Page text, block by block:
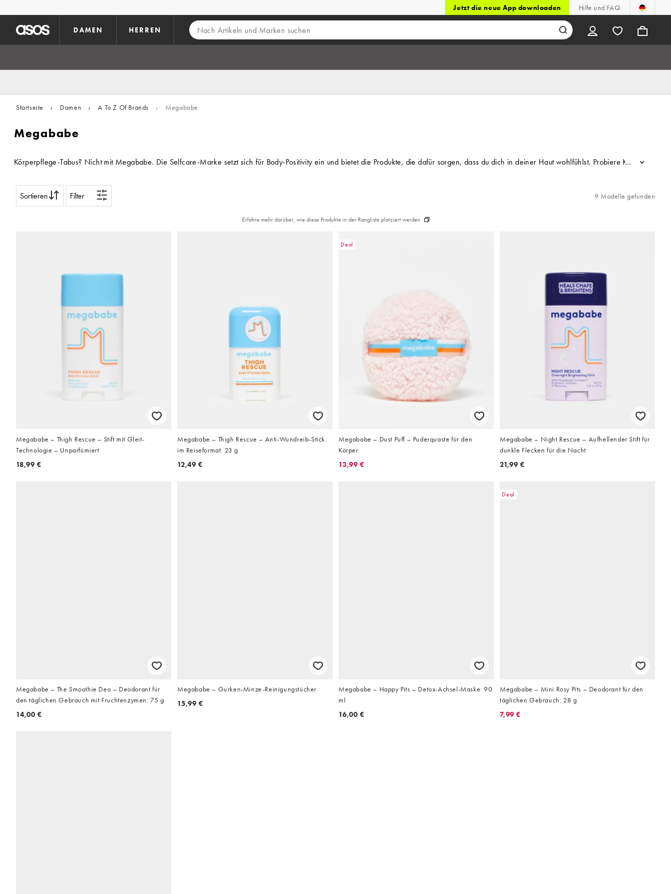
Jetzt die neue App downloaden Hilfe und FAQ
DAMEN HERREN
Startseite › Damen › A To Z Of Brands › Megababe
Megababe
Körperpflege-Tabus? Nicht mit Megababe. Die Selfcare-Marke setzt sich für Body-Positivity ein und bietet die Produkte, die dafür sorgen, dass du dich in deiner Haut wohlfühlst. Probiere ...
Sortieren Filter 9 Modelle gefunden
Erfahre mehr darüber, wie diese Produkte in der Rangliste platziert werden
Megababe – Thigh Rescue – Stift mit Gleit-
Technologie – Unparfümiert
18,99 €
Megababe – Thigh Rescue – Anti-Wundreib-Stick
im Reiseformat: 23 g
12,49 €
Deal
Megababe – Dust Puff – Puderquaste für den
Körper
13,99 €
Megababe – Night Rescue – Aufhellender Stift für
dunkle Flecken für die Nacht
21,99 €
Megababe – The Smoothie Deo – Deodorant für
den täglichen Gebrauch mit Fruchtenzymen: 75 g
14,00 €
Megababe – Gurken-Minze-Reinigungstücher
15,99 €
Megababe – Happy Pits – Detox-Achsel-Maske: 90
ml
16,00 €
Deal
Megababe – Mini Rosy Pits – Deodorant für den
täglichen Gebrauch: 28 g
7,99 €